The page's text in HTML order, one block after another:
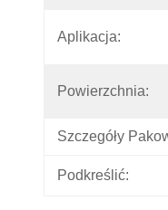
Aplikacja:
Powierzchnia:
Szczegóły
Podkreślić: